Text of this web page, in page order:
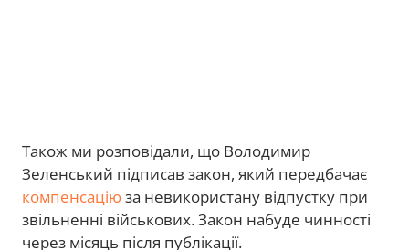
Також ми розповідали, що Володимир
Зеленський підписав закон, який передбачає
компенсаціюза невикористану відпустку при
звільненні військових. Закон набуде чинності
через місяць після публікації.